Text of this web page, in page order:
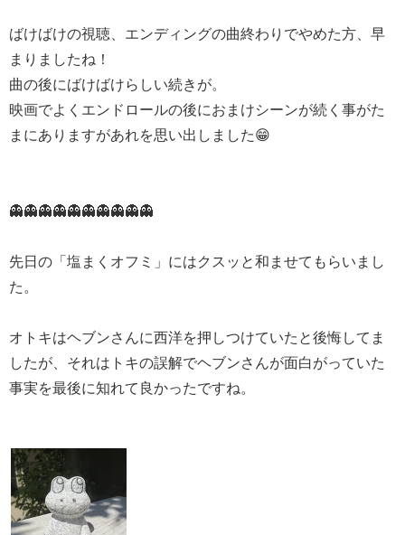
ばけばけの視聴、エンディングの曲終わりでやめた方、早
まりましたね！
曲の後にばけばけらしい続きが。
映画でよくエンドロールの後におまけシーンが続く事がた
まにありますがあれを思い出しました😁
👻👻👻👻👻👻👻👻👻👻
先日の「塩まくオフミ」にはクスッと和ませてもらいまし
た。
オトキはヘブンさんに西洋を押しつけていたと後悔してま
したが、それはトキの誤解でヘブンさんが面白がっていた
事実を最後に知れて良かったですね。